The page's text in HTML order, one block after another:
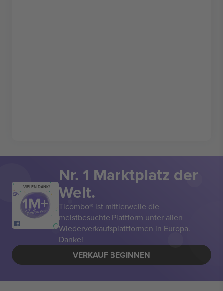
VIELEN DANK!
Nr. 1 Marktplatz der
Welt.
Ticombo® ist mittlerweile die
meistbesuchte Plattform unter allen
Wiederverkaufsplattformen in Europa.
Danke!
VERKAUF BEGINNEN